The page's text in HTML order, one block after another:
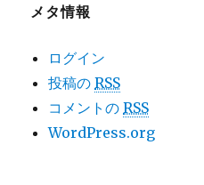
メタ情報
ログイン
投稿のRSS
コメントのRSS
WordPress.org